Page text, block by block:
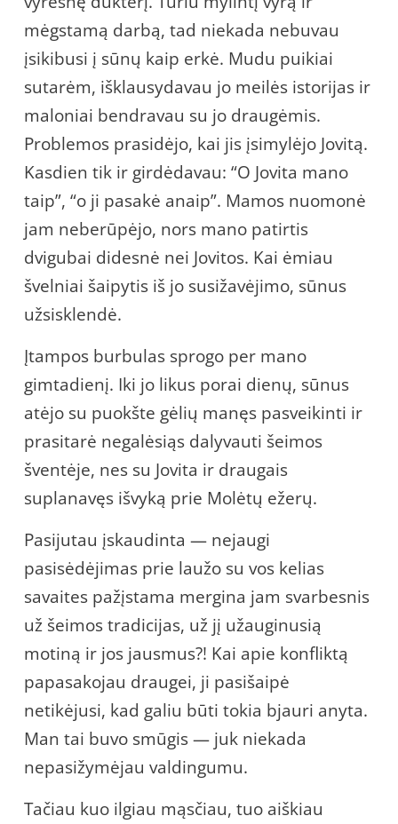
mėgstamą darbą, tad niekada nebuvau
įsikibusi į sūnų kaip erkė. Mudu puikiai
sutarėm, išklausydavau jo meilės istorijas ir
maloniai bendravau su jo draugėmis.
Problemos prasidėjo, kai jis įsimylėjo Jovitą.
Kasdien tik ir girdėdavau: “O Jovita mano
taip”, “o ji pasakė anaip”. Mamos nuomonė
jam neberūpėjo, nors mano patirtis
dvigubai didesnė nei Jovitos. Kai ėmiau
švelniai šaipytis iš jo susižavėjimo, sūnus
užsisklendė.
Įtampos burbulas sprogo per mano
gimtadienį. Iki jo likus porai dienų, sūnus
atėjo su puokšte gėlių manęs pasveikinti ir
prasitarė negalėsiąs dalyvauti šeimos
šventėje, nes su Jovita ir draugais
suplanavęs išvyką prie Molėtų ežerų.
Pasijutau įskaudinta — nejaugi
pasisėdėjimas prie laužo su vos kelias
savaites pažįstama mergina jam svarbesnis
už šeimos tradicijas, už jį užauginusią
motiną ir jos jausmus?! Kai apie konfliktą
papasakojau draugei, ji pasišaipė
netikėjusi, kad galiu būti tokia bjauri anyta.
Man tai buvo smūgis — juk niekada
nepasižymėjau valdingumu.
Tačiau kuo ilgiau mąsčiau, tuo aiškiau